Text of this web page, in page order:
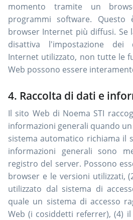
momento tramite un
programmi software.
browser Internet più diffusi. Se
disattiva l'impostazione
Internet utilizzato, non tutte le
Web possono essere
4. Raccolta di dati e
Il sito Web di Noema STI
informazioni generali quando
sistema automatico richiama il
informazioni generali sono
registro del server. Possono
browser e le versioni utilizzati,
utilizzato dal sistema di
quale un sistema di accesso
Web (i cosiddetti referrer), (4)